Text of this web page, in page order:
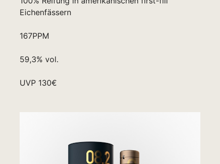
Eichenfässern
167PPM
59,3% vol.
UVP 130€